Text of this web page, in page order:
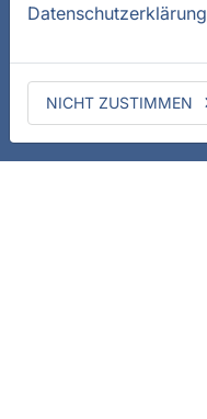
Datenschutzerklärung
NICHT ZUSTIMMEN